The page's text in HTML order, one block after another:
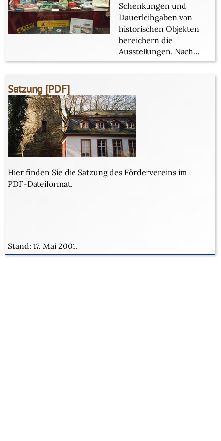
Schenkungen und
Dauerleihgaben von
historischen Objekten
bereichern die
Ausstellungen. Nach
welchen Kriterien
werden diese
bewahrt?
Satzung [PDF]
Hier finden Sie die Satzung des Fördervereins im
PDF-Dateiformat.
Stand: 17. Mai 2001.